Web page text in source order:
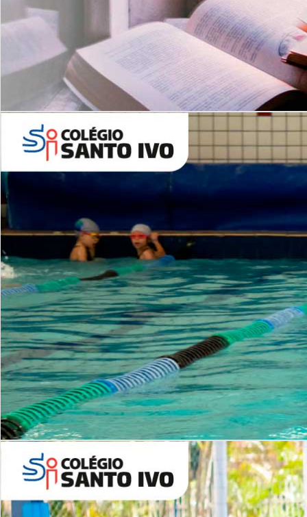
Leituras Literárias
Período Integral | Saiba mais
6º AO 9º ANO FUNDAMENTAL
Inglês: Turmas Reduzidas
(Proficiência)
ALUNOS NOVOS
Entre em Contato
INSTITUCIONAL